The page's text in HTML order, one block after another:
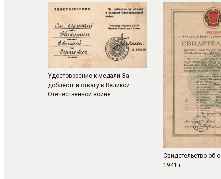
Удостоверение к медали За
доблесть и отвагу в Великой
Отечественной войне
Свидетельство об
1941 г.